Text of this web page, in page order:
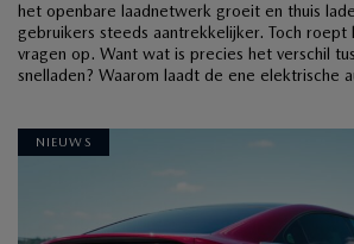
het openbare laadnetwerk groeit en thuis
gebruikers steeds aantrekkelijker. Toch roept
vragen op. Want wat is precies het verschil
snelladen? Waarom laadt de ene elektrische
NIEUWS